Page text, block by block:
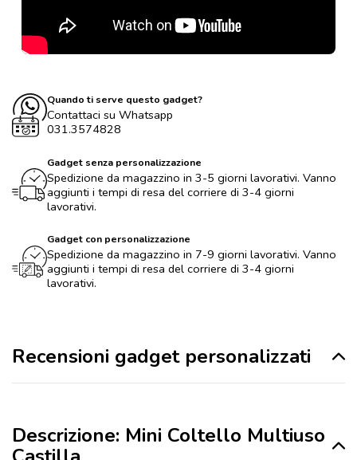
Quando ti serve questo gadget?
Contattaci su Whatsapp
031.3574828
Gadget senza personalizzazione
Spedizione da magazzino in 3-5 giorni lavorativi. Vanno
aggiunti i tempi di resa del corriere di 3-4 giorni
lavorativi.
Gadget con personalizzazione
Spedizione da magazzino in 7-9 giorni lavorativi. Vanno
aggiunti i tempi di resa del corriere di 3-4 giorni
lavorativi.
Recensioni gadget personalizzati
Descrizione: Mini Coltello Multiuso